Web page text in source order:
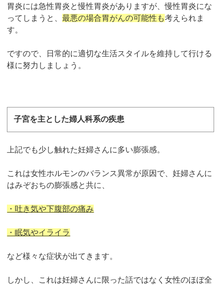
胃炎には急性胃炎と慢性胃炎がありますが、慢性胃炎にな
ってしまうと、最悪の場合胃がんの可能性も考えられま
す。
ですので、日常的に適切な生活スタイルを維持して行ける
様に努力しましょう。
子宮を主とした婦人科系の疾患
上記でも少し触れた妊婦さんに多い膨張感。
これは女性ホルモンのバランス異常が原因で、妊婦さんに
はみぞおちの膨張感と共に、
・吐き気や下腹部の痛み
・眠気やイライラ
など様々な症状が出てきます。
しかし、これは妊婦さんに限った話ではなく女性のほぼ全